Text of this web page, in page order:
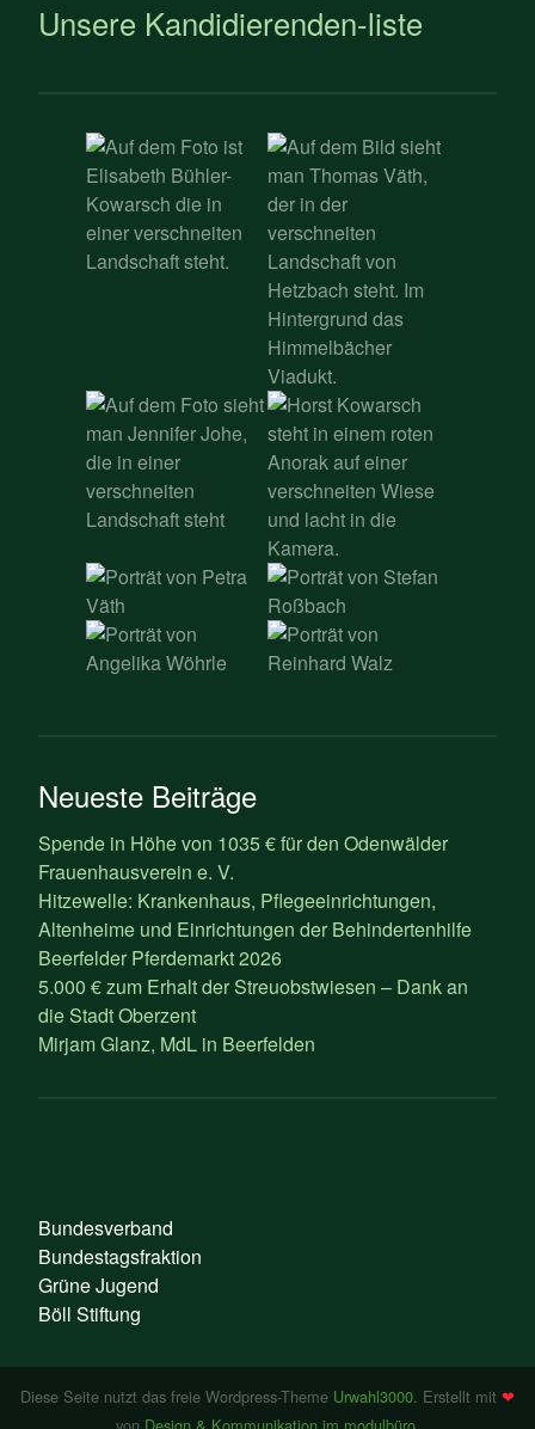
Unsere Kandidierenden-liste
Neueste Beiträge
Spende in Höhe von 1035 € für den Odenwälder
Frauenhausverein e. V.
Hitzewelle: Krankenhaus, Pflegeeinrichtungen,
Altenheime und Einrichtungen der Behindertenhilfe
Beerfelder Pferdemarkt 2026
5.000 € zum Erhalt der Streuobstwiesen – Dank an
die Stadt Oberzent
Mirjam Glanz, MdL in Beerfelden
Bundesverband
Bundestagsfraktion
Grüne Jugend
Böll Stiftung
Diese Seite nutzt das freie Wordpress-Theme Urwahl3000 . Erstellt mit ❤